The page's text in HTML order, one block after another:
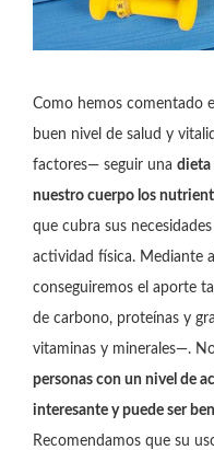
Como hemos comentado
buen nivel de salud y
factores— seguir una dieta
nuestro cuerpo los
que cubra sus
actividad física. Mediante
conseguiremos el aporte
de carbono, proteínas y
vitaminas y minerales­—.
personas con un nivel de
interesante y puede ser
Recomendamos que su